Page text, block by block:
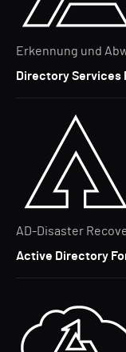
Erkennung und
Directory
AD-Disaster
Active Directory